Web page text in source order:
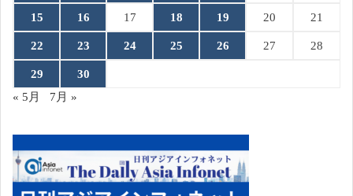
15 16 17 18 19 20 21
22 23 24 25 26 27 28
29
30
« 5月
7月 »